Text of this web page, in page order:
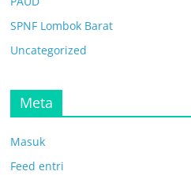
SPNF Lombok Barat
Uncategorized
Meta
Masuk
Feed entri